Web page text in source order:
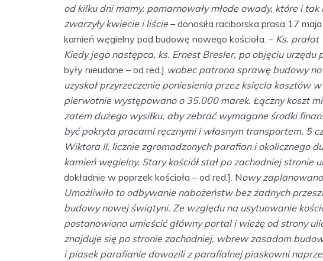
od kilku dni mamy, pomarnowały młode owady, które i
zwarzyły kwiecie i liście– donosiła raciborska prasa 17
kamień węgielny pod budowę nowego kościoła. – Ks.
Kiedy jego następca, ks. Ernest Bresler, po objęciu urzędu
były nieudane – od red.] wobec patrona sprawę budowy
uzyskał przyrzeczenie poniesienia przez księcia kosztów
pierwotnie występowano o 35.000 marek. Łączny koszt
zatem dużego wysiłku, aby zebrać wymagane środki
być pokryta pracami ręcznymi i własnym transportem. 5
Wiktora II, licznie zgromadzonych parafian i okolicznego
kamień węgielny. Stary kościół stał po zachodniej stronie
dokładnie w poprzek kościoła – od red.]. Nowy
Umożliwiło to odbywanie nabożeństw bez żadnych
budowy nowej świątyni. Ze względu na usytuowanie
postanowiono umieścić główny portal i wieżę od strony
znajduje się po stronie zachodniej, wbrew zasadom
i piasek parafianie dowozili z parafialnej piaskowni